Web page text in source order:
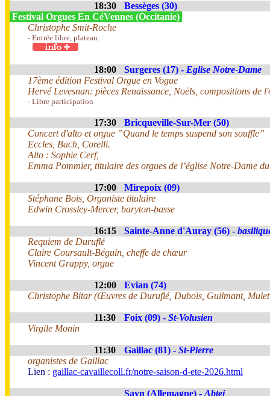
18:30
Bessèges (30)
Festival Orgues En CéVennes (Occitanie)
Christophe Smit-Roche
- Entrée libre, plateau.
18:00 Surgeres (17) - Eglise Notre-Dame
17ème édition Festival Orgue en Vogue
Hervé Levesnan: pièces Renaissance, Noëls, compositions de
- Libre participation
17:30
Bricqueville-Sur-Mer (50)
Concert d'alto et orgue ”Quand le temps suspend son souffle”
Eccles, Bach, Corelli.
Alto : Sophie Cerf,
Emma Pommier, titulaire des orgues de l’église Notre-Dame
17:00
Mirepoix (09)
Stéphane Bois, Organiste titulaire
Edwin Crossley-Mercer, baryton-basse
16:15 Sainte-Anne d'Auray (56) -
Requiem de Duruflé
Claire Coursault-Béguin, cheffe de chœur
Vincent Grappy, orgue
12:00
Evian (74)
Christophe Bitar (Œuvres de Duruflé, Dubois, Guilmant,
11:30 Foix (09) - St-Volusien
Virgile Monin
11:30 Gaillac (81) - St-Pierre
organistes de Gaillac
Lien : gaillac-cavaillecoll.fr/notre-saison-d-ete-2026.html
Sayn (Allemagne) - Abtei